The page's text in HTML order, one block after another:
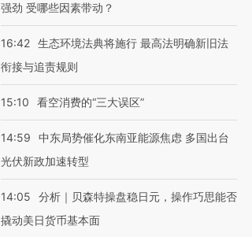
强劲 受哪些因素带动？
16:42 生态环境法典将施行 最高法明确新旧法
衔接与追责规则
15:10 看空消费的“三大误区”
14:59
中东局势催化东南亚能源焦虑 多国出台
光伏新政加速转型
14:05
分析｜贝森特操盘稳日元，操作巧思能否
撬动美日货币基本面